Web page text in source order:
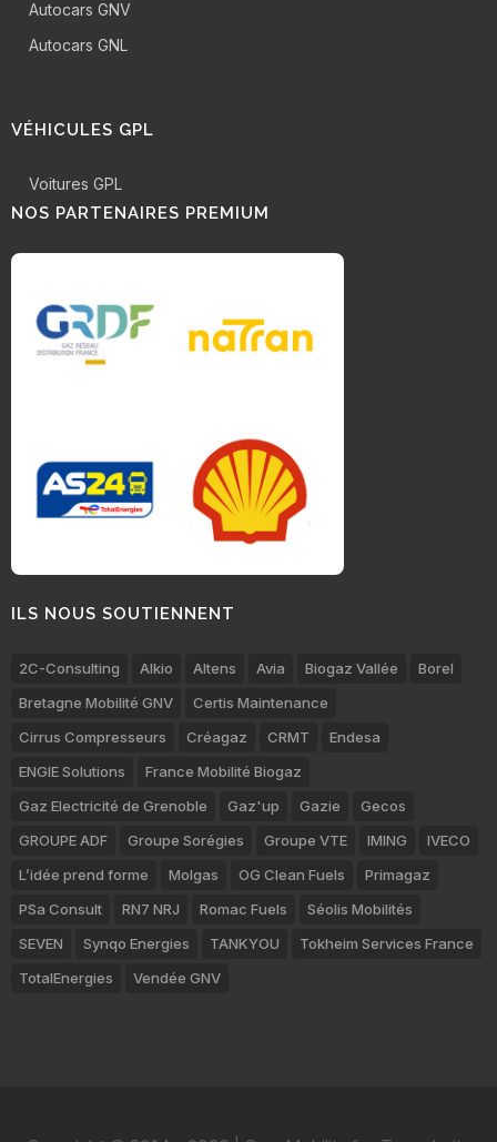
Autocars GNV
Autocars GNL
VÉHICULES GPL
Voitures GPL
NOS PARTENAIRES PREMIUM
ILS NOUS SOUTIENNENT
2C-Consulting Alkio Altens Avia Biogaz Vallée
Borel
Bretagne Mobilité GNV
Certis Maintenance
Cirrus Compresseurs
Créagaz CRMT
Endesa
ENGIE Solutions
France Mobilité Biogaz
Gaz Electricité de Grenoble
Gaz'up Gazie
Gecos
GROUPE ADF
Groupe Sorégies Groupe VTE IMING
IVECO
L’idée prend forme
Molgas OG Clean Fuels
Primagaz
PSa Consult
RN7 NRJ Romac Fuels
Séolis Mobilités
SEVEN
Synqo Energies TANKYOU
Tokheim Services France
TotalEnergies
Vendée GNV